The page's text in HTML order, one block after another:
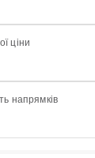
ціни
напрямків